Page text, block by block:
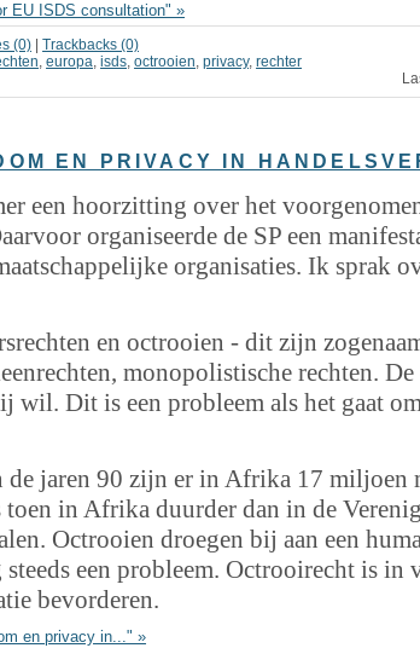
EU ISDS consultation" »
(0) |Trackbacks (0)
,europa,isds,octrooien,privacy,rechter
EN PRIVACY IN
een hoorzitting over het
organiseerde de SP een
organisaties. Ik sprak
en octrooien - dit zijn
monopolistische rechten. De
wil. Dit is een probleem als het gaat
de jaren 90 zijn er in Afrika 17 miljoen
in Afrika duurder dan in de
Octrooien droegen bij aan een
een probleem. Octrooirecht is in
bevorderen.
en privacy in..." »